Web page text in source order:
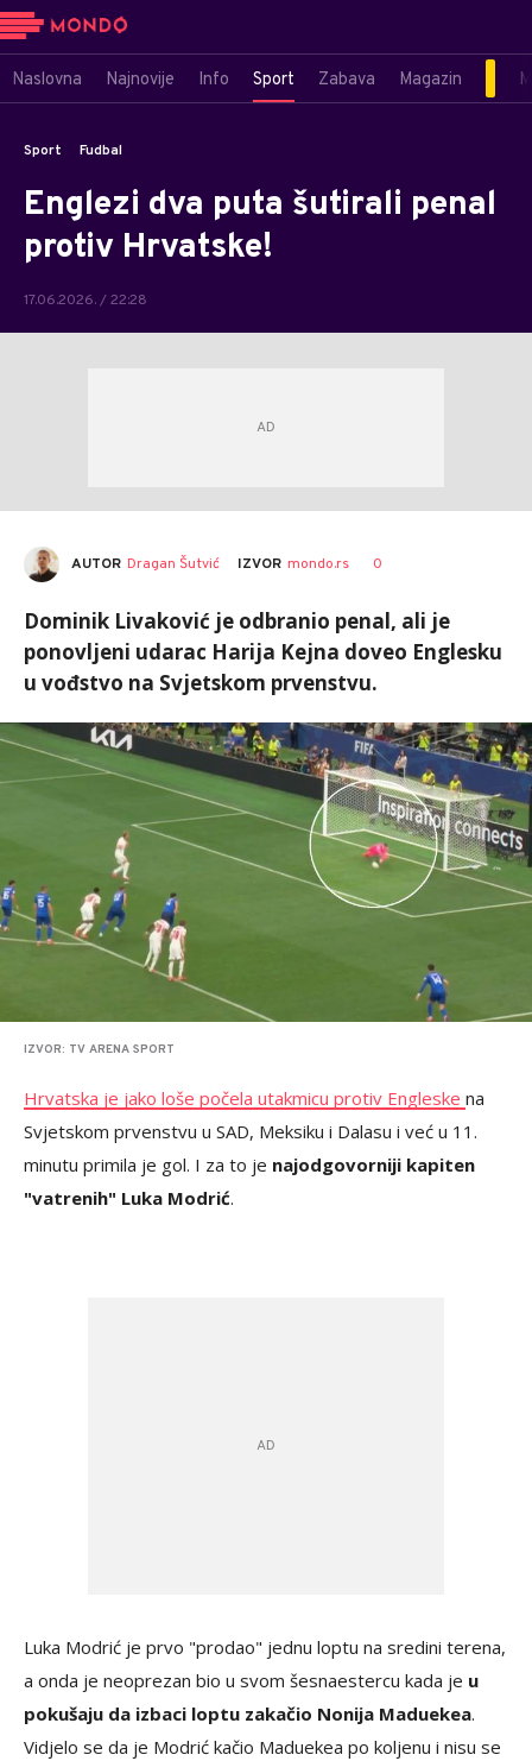
Naslovna Najnovije Info Sport Zabava Magazin
Sport Fudbal
Englezi dva puta šutirali penal
protiv Hrvatske!
17.06.2026. / 22:28
AUTOR Dragan Šutvić IZVOR mondo.rs 0
Dominik Livaković je odbranio penal, ali je
ponovljeni udarac Harija Kejna doveo Englesku
u vođstvo na Svjetskom prvenstvu.
IZVOR: TV ARENA SPORT
Hrvatska je jako loše počela utakmicu protiv Engleske na
Svjetskom prvenstvu u SAD, Meksiku i Dalasu i već u 11.
minutu primila je gol. I za to je najodgovorniji kapiten
"vatrenih" Luka Modrić.
Luka Modrić je prvo "prodao" jednu loptu na sredini terena,
a onda je neoprezan bio u svom šesnaestercu kada je u
pokušaju da izbaci loptu zakačio Nonija Maduekea.
Vidjelo se da je Modrić kačio Maduekea po koljenu i nisu se